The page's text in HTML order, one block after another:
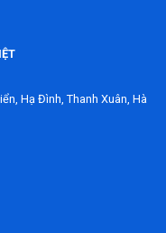
Hạ Đình, Thanh Xuân, Hà